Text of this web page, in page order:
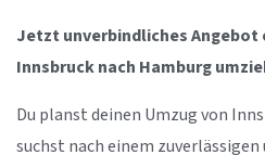
Jetzt unverbindliches Angebot
Innsbruck nach Hamburg
Du planst deinen Umzug von
suchst nach einem zuverlässigen